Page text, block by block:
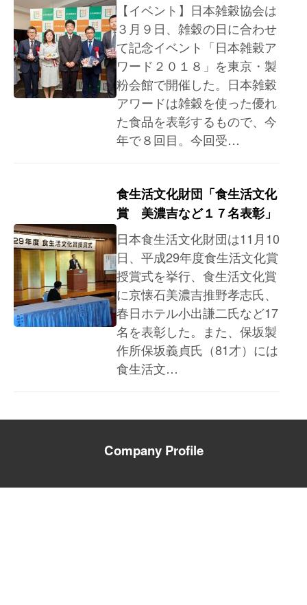
【イベント】日本雑穀協会は
３月９日、雑穀の日に合わせ
て記念イベント「日本雑穀ア
ワード２０１８」を東京・製
粉会館で開催した。日本雑穀
アワードは雑穀を使った優れ
た食品を表彰するもので、今
年で８回目。今回受…
食生活文化財団「食生活文化
賞 美濃吉など１７名表彰」
日本食生活文化財団は11月10
日、平成29年度食生活文化賞
授賞式を挙行、食生活文化賞
に京懐石美濃吉推野孝志氏、
春日ホテル小出謙二氏など17
名を表彰した。また、保坂製
作所保坂義貞氏（81才）には
食生活文…
Company Profile